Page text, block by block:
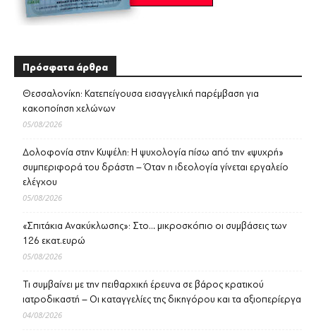
Πρόσφατα άρθρα
Θεσσαλονίκη: Κατεπείγουσα εισαγγελική παρέμβαση για
κακοποίηση χελώνων
05/08/2026
Δολοφονία στην Κυψέλη: Η ψυχολογία πίσω από την «ψυχρή»
συμπεριφορά του δράστη – Όταν η ιδεολογία γίνεται εργαλείο
ελέγχου
05/08/2026
«Σπιτάκια Ανακύκλωσης»: Στο… μικροσκόπιο οι συμβάσεις των
126 εκατ.ευρώ
05/08/2026
Τι συμβαίνει με την πειθαρχική έρευνα σε βάρος κρατικού
ιατροδικαστή – Οι καταγγελίες της δικηγόρου και τα αξιοπερίεργα
04/08/2026